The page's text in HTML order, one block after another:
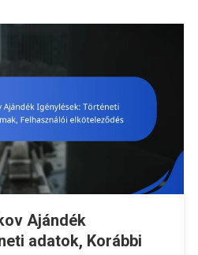
Ajándék
adatok, Korábbi